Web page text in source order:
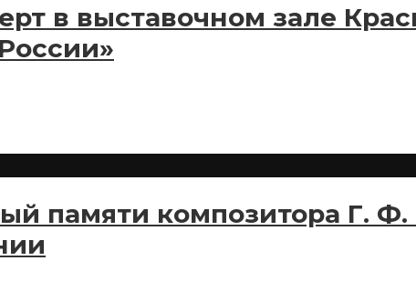
в выставочном зале
памяти композитора Г.